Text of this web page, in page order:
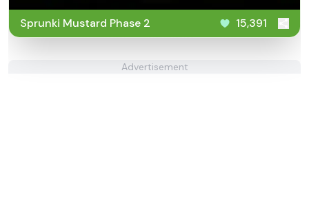
Sprunki Mustard Phase 2 15,391
Advertisement